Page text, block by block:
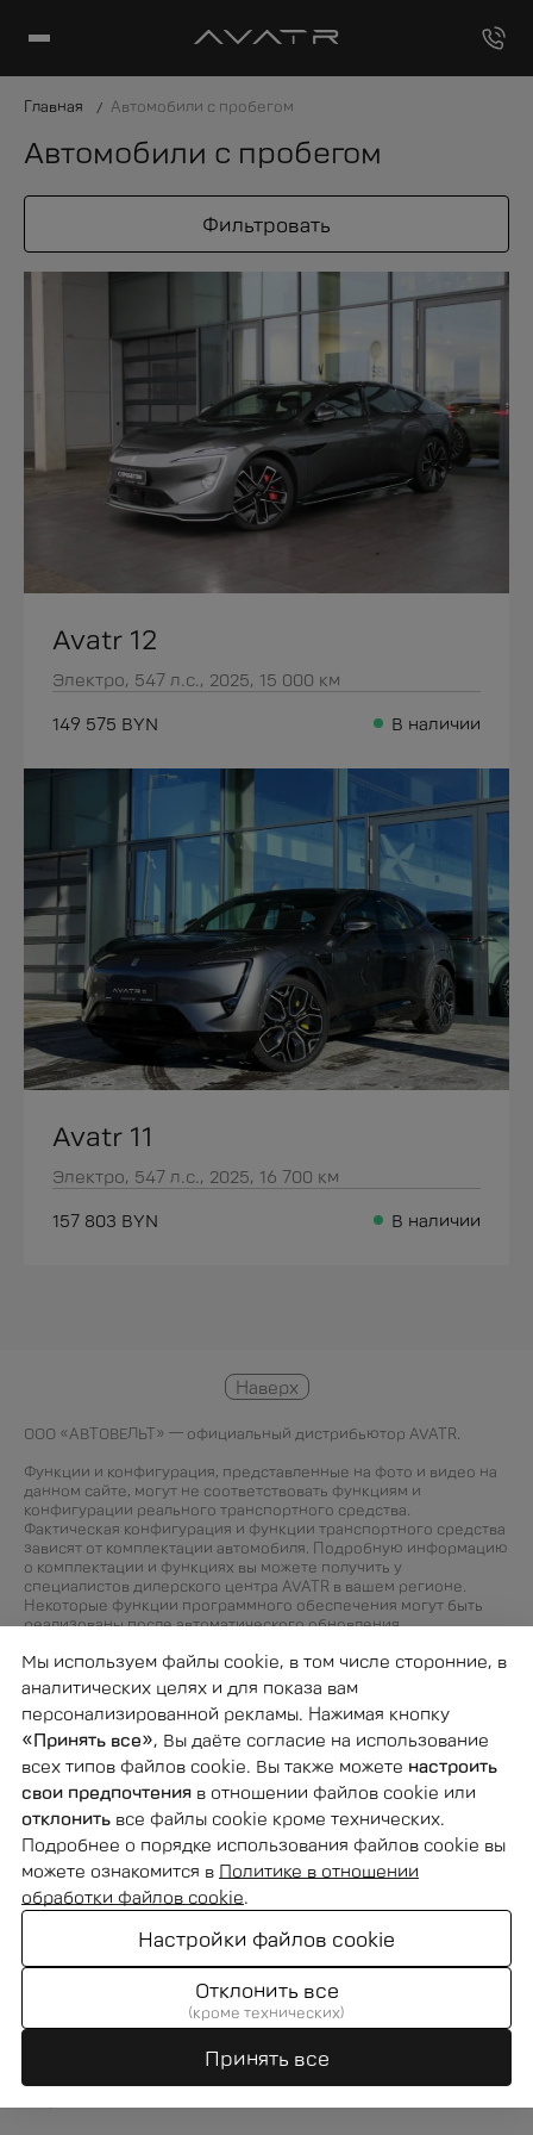
Главная Автомобили с пробегом
Автомобили с пробегом
Фильтровать
Avatr 12
Электро, 547 л.с., 2025, 15 000 км
149 575 BYN В наличии
Avatr 11
Электро, 547 л.с., 2025, 16 700 км
157 803 BYN В наличии
Наверх
ООО «АВТОВЕЛЬТ» — официальный дистрибьютор AVATR.
Функции и конфигурация, представленные на фото и видео на
данном сайте, могут не соответствовать функциям и
конфигурации реального транспортного средства.
Фактическая конфигурация и функции транспортного средства
зависят от комплектации автомобиля. Подробную информацию
о комплектации и функциях вы можете получить у
специалистов дилерского центра AVATR в вашем регионе.
Некоторые функции программного обеспечения могут быть
реализованы после автоматического обновления
оставляет за собой право интерпретировать и изменять
информацию о модели, технических параметрах и
конфигурации, в рамках законодательства действующего в
регионе завода изготовителя.
Центр обслуживания клиентов AVATR
Запись на тест-драйв
Email：info@avatr.by
Обработка персональных данных
Мы используем файлы cookie, в том числе сторонние, в
аналитических целях и для показа вам
персонализированной рекламы. Нажимая кнопку
«Принять все», Вы даёте согласие на использование
всех типов файлов cookie. Вы также можете настроить
свои предпочтения в отношении файлов cookie или
отклонить все файлы cookie кроме технических.
Подробнее о порядке использования файлов cookie вы
можете ознакомится в Политике в отношении
обработки файлов cookie
Настройки файлов cookie
Отклонить все
(кроме технических)
Принять все